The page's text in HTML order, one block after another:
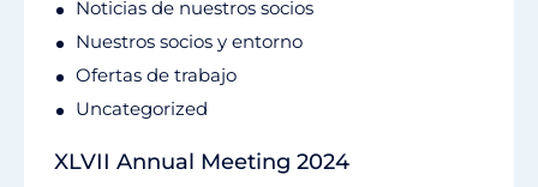
Noticias de nuestros socios
Nuestros socios y entorno
Ofertas de trabajo
Uncategorized
XLVII Annual Meeting 2024